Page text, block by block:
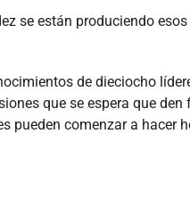
se están produciendo
de dieciocho
que se espera que
pueden comenzar a hacer